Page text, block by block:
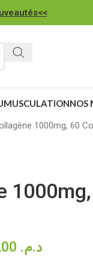
MUSCULATIONNOS
1000mg, 60
د.م.